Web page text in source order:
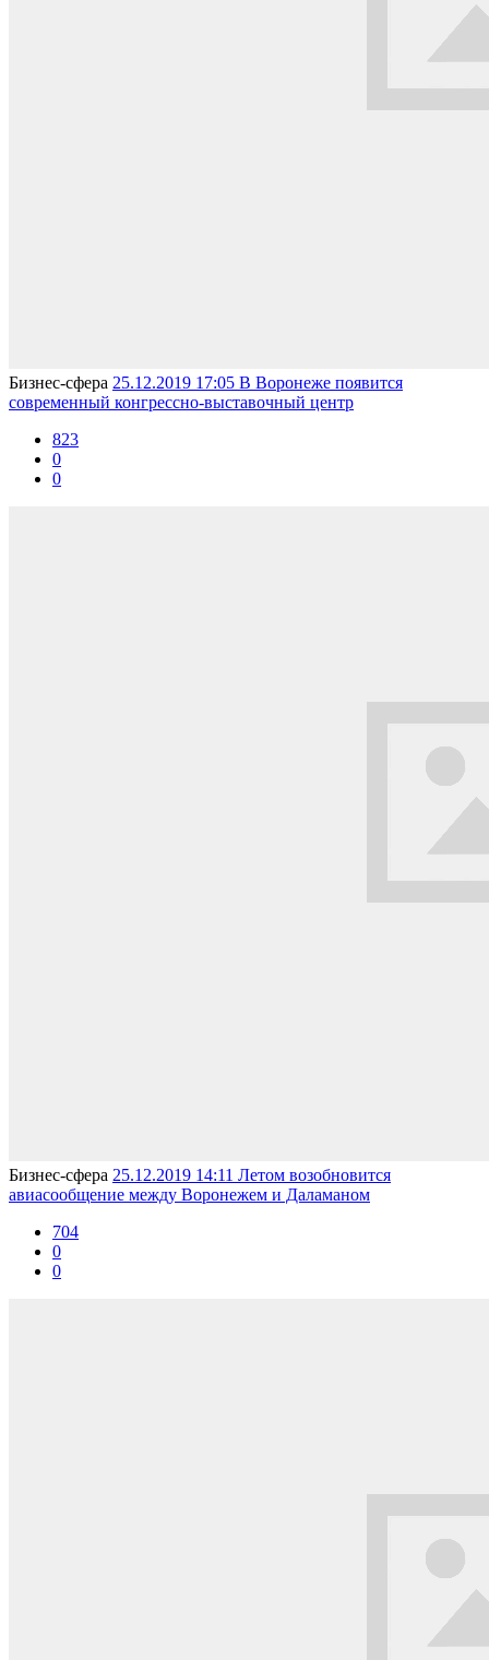
Бизнес-сферa 25.12.2019 17:05 В Воронеже появится
современный конгрессно-выставочный центр
823
0
0
Бизнес-сферa 25.12.2019 14:11 Летом возобновится
авиасообщение между Воронежем и Даламаном
704
0
0